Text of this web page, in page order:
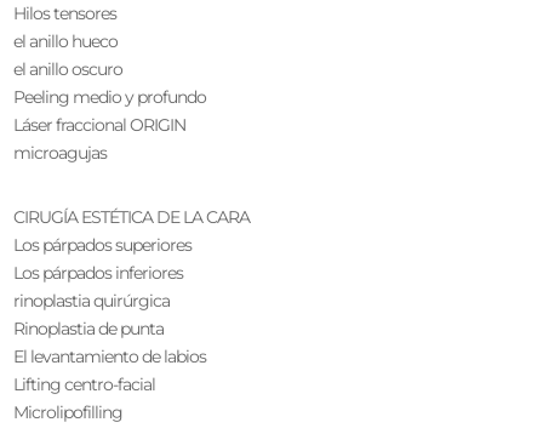
Hilos tensores
el anillo hueco
el anillo oscuro
Peeling medio y profundo
Láser fraccional ORIGIN
microagujas
CIRUGÍA ESTÉTICA DE LA CARA
Los párpados superiores
Los párpados inferiores
rinoplastia quirúrgica
Rinoplastia de punta
El levantamiento de labios
Lifting centro-facial
Microlipofilling